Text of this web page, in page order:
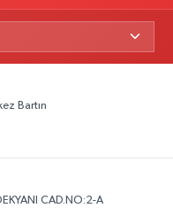
Bartın
CAD.NO:2-A